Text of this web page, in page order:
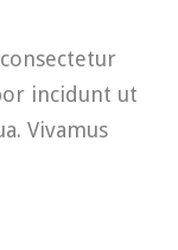
incidunt ut
Vivamus